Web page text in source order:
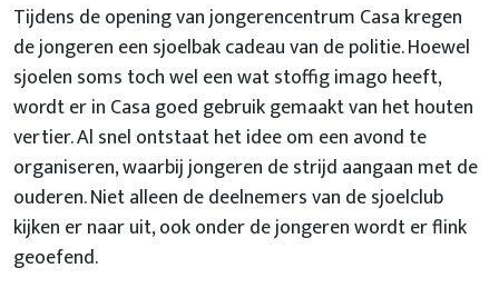
Tijdens de opening van jongerencentrum Casa kregen
de jongeren een sjoelbak cadeau van de politie. Hoewel
sjoelen soms toch wel een wat stoffig imago heeft,
wordt er in Casa goed gebruik gemaakt van het houten
vertier. Al snel ontstaat het idee om een avond te
organiseren, waarbij jongeren de strijd aangaan met de
ouderen. Niet alleen de deelnemers van de sjoelclub
kijken er naar uit, ook onder de jongeren wordt er flink
geoefend.